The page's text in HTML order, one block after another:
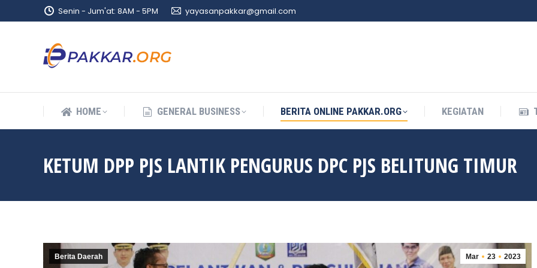
Senin - Jum'at: 8AM - 5PM yayasanpakkar@gmail.com
HOME GENERAL BUSINESS BERITA ONLINE PAKKAR.ORG KEGIATAN
KETUM DPP PJS LANTIK PENGURUS DPC PJS BELITUNG TIMUR
Mar 23 2023
Berita Daerah
HOME GENERAL BUSINESS BERITA ONLINE PAKKAR.ORG KEGIATAN